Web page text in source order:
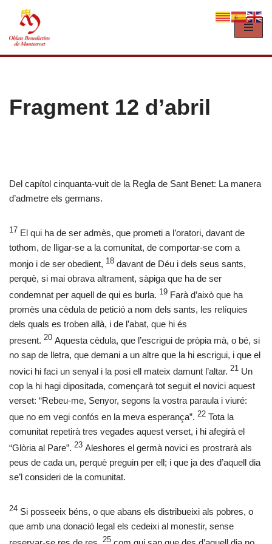
al
Fragment 12 d’abril
Del capítol cinquanta-vuit de la Regla de Sant Benet: La manera
d’admetre els germans.
17 El qui ha de ser admès, que prometi a l’oratori, davant de
tothom, de lligar-se a la comunitat, de comportar-se com a
monjo i de ser obedient, 18 davant de Déu i dels seus sants,
perquè, si mai obrava altrament, sàpiga que ha de ser
condemnat per aquell de qui es burla. 19 Farà d’això que ha
promès una cèdula de petició a nom dels sants, les relíquies
dels quals es troben allà, i de l’abat, que hi és
present. 20 Aquesta cèdula, que l’escrigui de pròpia mà, o bé, si
no sap de lletra, que demani a un altre que la hi escrigui, i que el
novici hi faci un senyal i la posi ell mateix damunt l’altar. 21 Un
cop la hi hagi dipositada, començarà tot seguit el novici aquest
verset: “Rebeu-me, Senyor, segons la vostra paraula i viuré:
que no em vegi confós en la meva esperança”. 22 Tota la
comunitat repetirà tres vegades aquest verset, i hi afegirà el
“Glòria al Pare”. 23 Aleshores el germà novici es prostrarà als
peus de cada un, perquè preguin per ell; i que ja des d’aquell dia
se’l consideri de la comunitat.
24 Si posseeix béns, o que abans els distribueixi als pobres, o
que amb una donació legal els cedeixi al monestir, sense
25